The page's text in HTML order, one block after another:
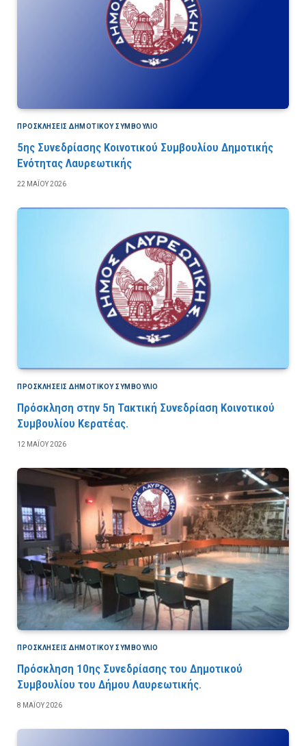
ΠΡΟΣΚΛΉΣΕΙΣ ΔΗΜΟΤΙΚΟΎ ΣΥΜΒΟΎΛΙΟ
5ης Συνεδρίασης Κοινοτικού Συμβουλίου Δημοτικής
Ενότητας Λαυρεωτικής
22 ΜΑΪ́ΟΥ 2026
ΠΡΟΣΚΛΉΣΕΙΣ ΔΗΜΟΤΙΚΟΎ ΣΥΜΒΟΎΛΙΟ
Πρόσκληση στην 5η Τακτική Συνεδρίαση Κοινοτικού
Συμβουλίου Κερατέας.
12 ΜΑΪ́ΟΥ 2026
ΠΡΟΣΚΛΉΣΕΙΣ ΔΗΜΟΤΙΚΟΎ ΣΥΜΒΟΎΛΙΟ
Πρόσκληση 10ης Συνεδρίασης του Δημοτικού
Συμβουλίου του Δήμου Λαυρεωτικής.
8 ΜΑΪ́ΟΥ 2026